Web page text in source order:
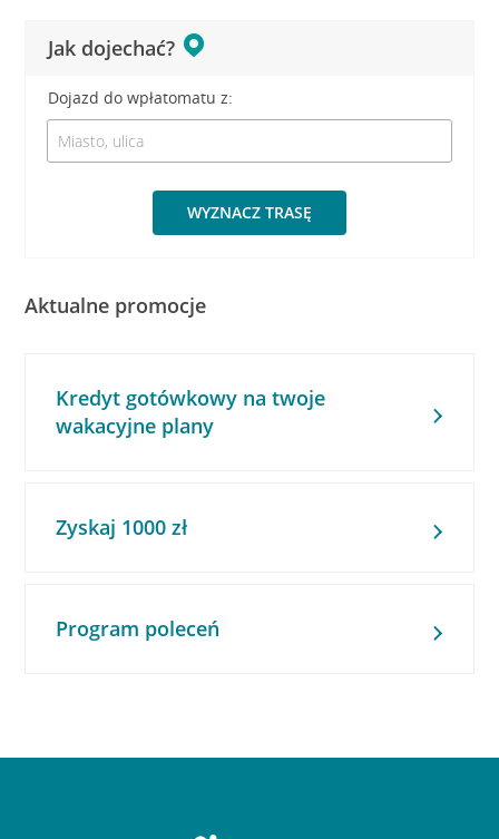
Jak dojechać?
Dojazd do wpłatomatu z:
WYZNACZ TRASĘ
Aktualne promocje
Kredyt gotówkowy na twoje
wakacyjne plany
Zyskaj 1000 zł
Program poleceń